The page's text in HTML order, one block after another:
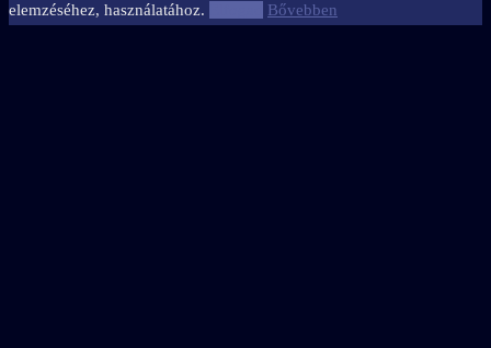
elemzéséhez, használatához.
Bővebben